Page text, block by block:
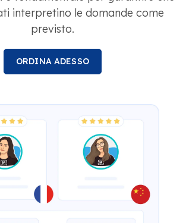
interpretino le domande come
previsto.
ORDINA ADESSO